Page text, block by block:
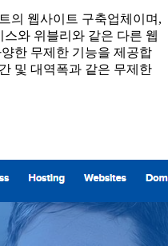
의 웹사이트 구축업체이며,
와 위블리와 같은 다른 웹
한 무제한 기능을 제공합
및 대역폭과 같은 무제한